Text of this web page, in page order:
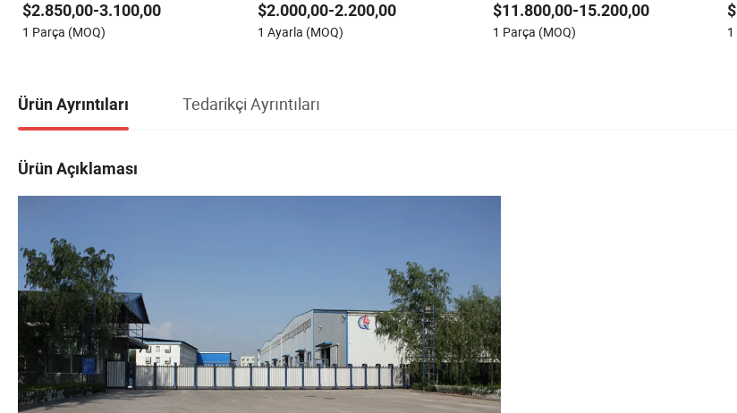
Kapı Üretimi için
$2.850,00-3.100,00
1 Parça (MOQ)
$2.000,00-2.200,00
1 Ayarla (MOQ)
$11.800,00-15.200,00
1 Parça (MOQ)
Ürün Ayrıntıları Tedarikçi Ayrıntıları
Ürün Açıklaması